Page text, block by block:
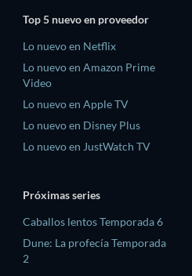
Top 5 nuevo en proveedor
Lo nuevo en Netflix
Lo nuevo en Amazon Prime
Video
Lo nuevo en Apple TV
Lo nuevo en Disney Plus
Lo nuevo en JustWatch TV
Próximas series
Caballos lentos Temporada 6
Dune: La profecía Temporada
2